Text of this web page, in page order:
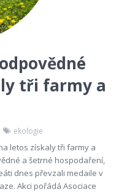
tři farmy a
ekologie
letos získaly tři farmy a
a šetrné hospodaření,
dnes převzali medaile v
Akci pořádá Asociace